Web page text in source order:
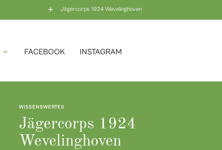
Jägercorps 1924 Wevelinghoven
expand_more FACEBOOK INSTAGRAM
WISSENSWERTES
Jägercorps 1924
Wevelinghoven
durch eine originalgetreue Kopie ersetzt.
schönsten Seiten.
Scheibenschützen - auf das Trio des Marsches
"Goldenen Trompete" verfasst.